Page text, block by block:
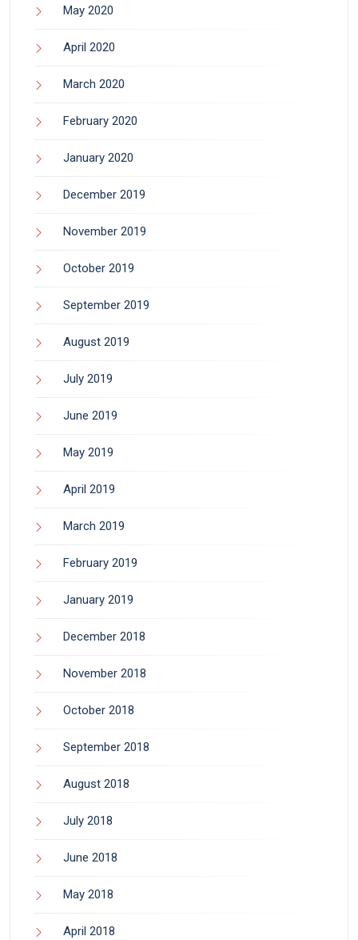
May 2020
April 2020
March 2020
February 2020
January 2020
December 2019
November 2019
October 2019
September 2019
August 2019
July 2019
June 2019
May 2019
April 2019
March 2019
February 2019
January 2019
December 2018
November 2018
October 2018
September 2018
August 2018
July 2018
June 2018
May 2018
April 2018